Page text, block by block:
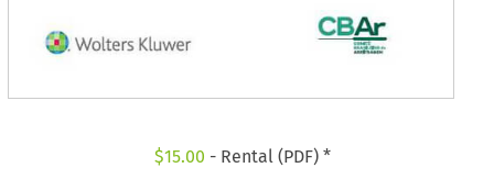
$15.00 - Rental (PDF) *